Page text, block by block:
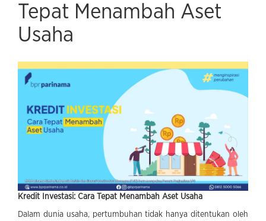
Tepat Menambah Aset
Usaha
Kredit Investasi: Cara Tepat Menambah Aset Usaha
Dalam dunia usaha, pertumbuhan tidak hanya ditentukan oleh